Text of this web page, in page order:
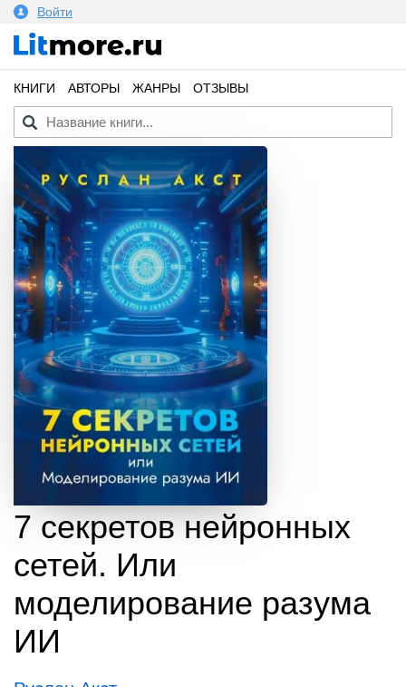
Войти
КНИГИ АВТОРЫ ЖАНРЫ ОТЗЫВЫ
7 секретов нейронных
сетей. Или
моделирование разума
ИИ